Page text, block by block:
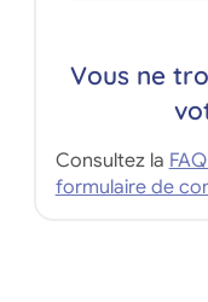
Vous ne
Consultez la
formulaire de